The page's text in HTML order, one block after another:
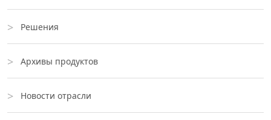
Решения
Архивы продуктов
Новости отрасли